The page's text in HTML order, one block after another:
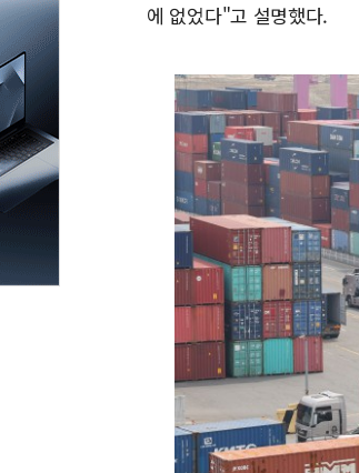
에 없었다"고 설명했다.